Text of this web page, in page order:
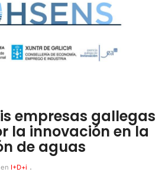
empresas gallegas
la innovación en la
de aguas
en I+D+i .